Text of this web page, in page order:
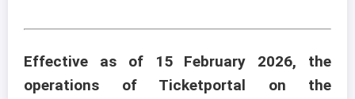
Effective as of 15 February 2026, the
operations of Ticketportal on the